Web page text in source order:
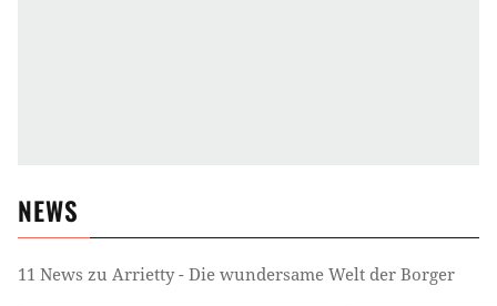
NEWS
11 News zu Arrietty - Die wundersame Welt der Borger